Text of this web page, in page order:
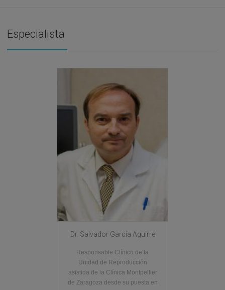
Especialista
Dr. Salvador García Aguirre
Responsable Clínico de la
Unidad de Reproducción
asistida de la Clínica Montpellier
de Zaragoza desde su puesta en